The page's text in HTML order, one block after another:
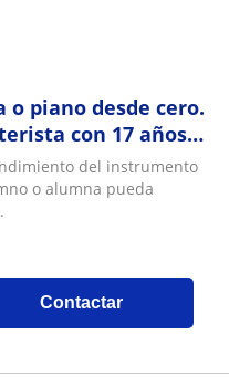
piano desde cero.
con 17 años
conci
del instrumento
o alumna pueda
Contactar